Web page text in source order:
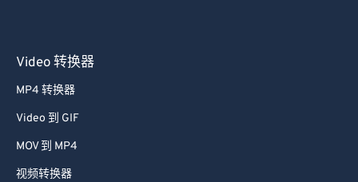
Video 转换器
MP4 转换器
Video 到 GIF
MOV 到 MP4
视频转换器